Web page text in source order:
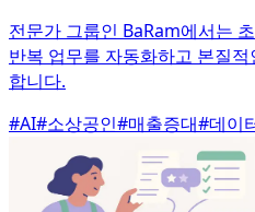
전문가 그룹인 BaRam에서는
반복 업무를 자동화하고 본질
합니다.
#AI#소상공인#매출증대#데이